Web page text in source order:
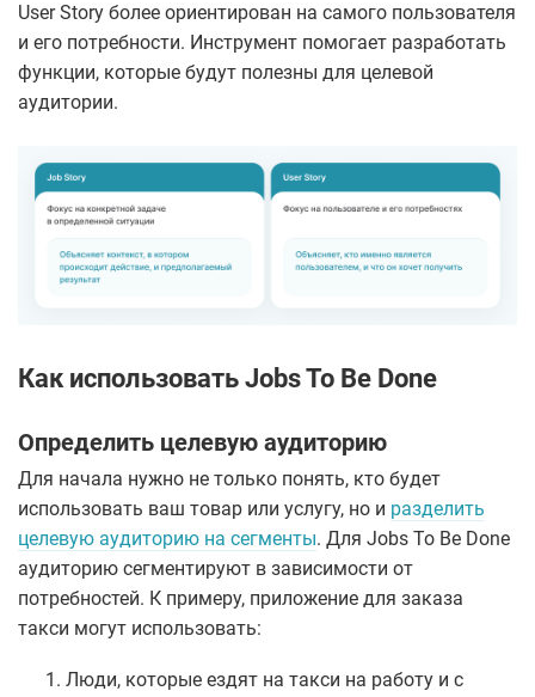
User Story более ориентирован на самого пользователя
и его потребности. Инструмент помогает разработать
функции, которые будут полезны для целевой
аудитории.
Как использовать Jobs To Be Done
Определить целевую аудиторию
Для начала нужно не только понять, кто будет
использовать ваш товар или услугу, но и разделить
целевую аудиторию на сегменты. Для Jobs To Be Done
аудиторию сегментируют в зависимости от
потребностей. К примеру, приложение для заказа
такси могут использовать:
Люди, которые ездят на такси на работу и с